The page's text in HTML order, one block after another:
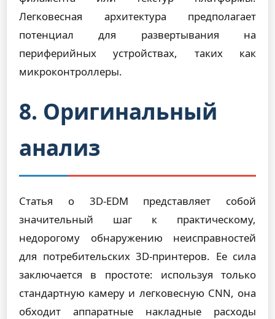
Легковесная архитектура предполагает
потенциал для развертывания на
периферийных устройствах, таких как
микроконтроллеры.
8. Оригинальный
анализ
Статья о 3D-EDM представляет собой
значительный шаг к практическому,
недорогому обнаружению неисправностей
для потребительских 3D-принтеров. Ее сила
заключается в простоте: используя только
стандартную камеру и легковесную CNN, она
обходит аппаратные накладные расходы